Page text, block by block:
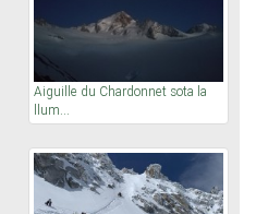
Aiguille du Chardonnet sota la
llum...